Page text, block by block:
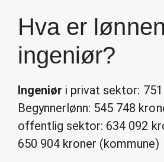
Hva er
ingeniør?
Ingeniør i privat sektor:
Begynnerlønn: 545 748
offentlig sektor: 634 092
650 904 kroner (kommune)